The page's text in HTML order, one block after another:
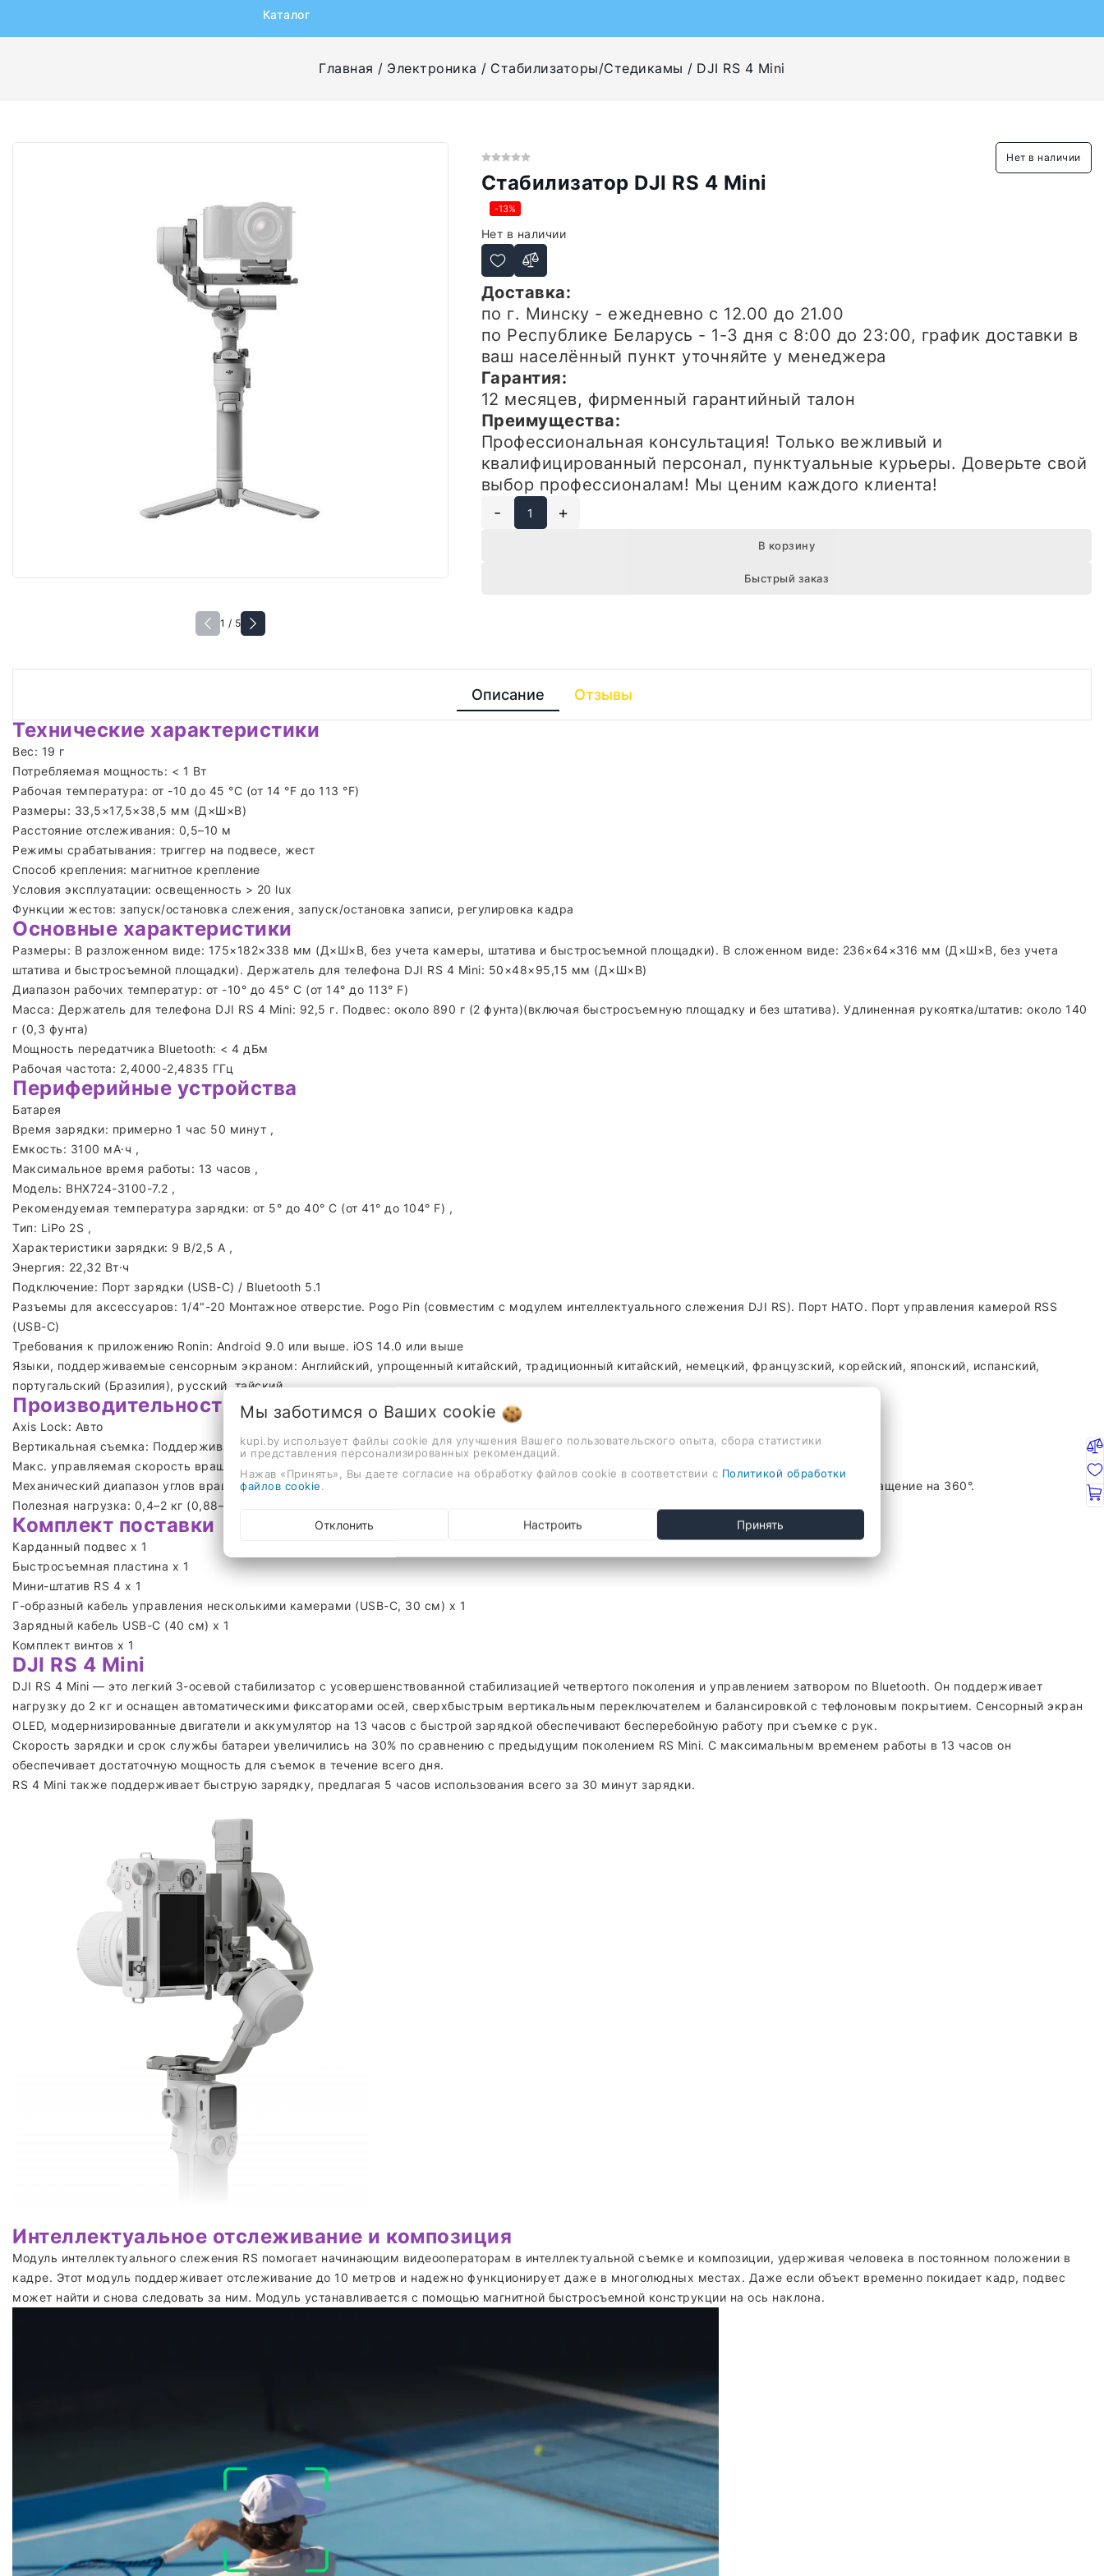
Каталог
Главная Электроника Стабилизаторы/Стедикамы DJI RS 4 Mini
1 / 5
Нет в наличии
Стабилизатор DJI RS 4 Mini
-13%
Нет в наличии
Доставка:
по г. Минску - ежедневно с 12.00 до 21.00
по Республике Беларусь - 1-3 дня с 8:00 до 23:00, график доставки в
ваш населённый пункт уточняйте у менеджера
Гарантия:
12 месяцев, фирменный гарантийный талон
Преимущества:
Профессиональная консультация! Только вежливый и
квалифицированный персонал, пунктуальные курьеры. Доверьте свой
выбор профессионалам! Мы ценим каждого клиента!
-
+
В корзину
Быстрый заказ
Описание Отзывы
Технические характеристики
Вес: 19 г
Потребляемая мощность: < 1 Вт
Рабочая температура: от -10 до 45 °C (от 14 °F до 113 °F)
Размеры: 33,5×17,5×38,5 мм (Д×Ш×В)
Расстояние отслеживания: 0,5–10 м
Режимы срабатывания: триггер на подвесе, жест
Способ крепления: магнитное крепление
Условия эксплуатации: освещенность > 20 lux
Функции жестов: запуск/остановка слежения, запуск/остановка записи, регулировка кадра
Основные характеристики
Размеры: В разложенном виде: 175×182×338 мм (Д×Ш×В, без учета камеры, штатива и быстросъемной площадки). В сложенном виде: 236×64×316 мм (Д×Ш×В, без учета
штатива и быстросъемной площадки). Держатель для телефона DJI RS 4 Mini: 50×48×95,15 мм (Д×Ш×В)
Диапазон рабочих температур: от -10° до 45° C (от 14° до 113° F)
Масса: Держатель для телефона DJI RS 4 Mini: 92,5 г. Подвес: около 890 г (2 фунта)(включая быстросъемную площадку и без штатива). Удлиненная рукоятка/штатив: около 140
г (0,3 фунта)
Мощность передатчика Bluetooth: < 4 дБм
Рабочая частота: 2,4000-2,4835 ГГц
Периферийные устройства
Батарея
Время зарядки: примерно 1 час 50 минут ,
Емкость: 3100 мА·ч ,
Максимальное время работы: 13 часов ,
Модель: BHX724-3100-7.2 ,
Рекомендуемая температура зарядки: от 5° до 40° C (от 41° до 104° F) ,
Тип: LiPo 2S ,
Характеристики зарядки: 9 В/2,5 А ,
Энергия: 22,32 Вт·ч
Подключение: Порт зарядки (USB-C) / Bluetooth 5.1
Разъемы для аксессуаров: 1/4"-20 Монтажное отверстие. Pogo Pin (совместим с модулем интеллектуального слежения DJI RS). Порт НАТО. Порт управления камерой RSS
(USB-C)
Требования к приложению Ronin: Android 9.0 или выше. iOS 14.0 или выше
Языки, поддерживаемые сенсорным экраном: Английский, упрощенный китайский, традиционный китайский, немецкий, французский, корейский, японский, испанский,
португальский (Бразилия), русский, тайский
Производительность
Axis Lock: Авто
Вертикальная съемка: Поддерживается
Макс. управляемая скорость вращения: Крен: 360°/с. Наклон: 360°/с. Панорамирование: 360°/с
Механический диапазон углов вращения: Ось крена: от -95° до +235°. Ось наклона: от -110° до +210°. Ось панорамирования: непрерывное вращение на 360°.
Полезная нагрузка: 0,4–2 кг (0,88–4,4 фунта)
Комплект поставки
Карданный подвес x 1
Быстросъемная пластина x 1
Мини-штатив RS 4 x 1
Г-образный кабель управления несколькими камерами (USB-C, 30 см) x 1
Зарядный кабель USB-C (40 см) x 1
Комплект винтов x 1
DJI RS 4 Mini
DJI RS 4 Mini — это легкий 3-осевой стабилизатор с усовершенствованной стабилизацией четвертого поколения и управлением затвором по Bluetooth. Он поддерживает
нагрузку до 2 кг и оснащен автоматическими фиксаторами осей, сверхбыстрым вертикальным переключателем и балансировкой с тефлоновым покрытием. Сенсорный экран
OLED, модернизированные двигатели и аккумулятор на 13 часов с быстрой зарядкой обеспечивают бесперебойную работу при съемке с рук.
Скорость зарядки и срок службы батареи увеличились на 30% по сравнению с предыдущим поколением RS Mini. С максимальным временем работы в 13 часов он
обеспечивает достаточную мощность для съемок в течение всего дня.
RS 4 Mini также поддерживает быструю зарядку, предлагая 5 часов использования всего за 30 минут зарядки.
Интеллектуальное отслеживание и композиция
Модуль интеллектуального слежения RS помогает начинающим видеооператорам в интеллектуальной съемке и композиции, удерживая человека в постоянном положении в
кадре. Этот модуль поддерживает отслеживание до 10 метров и надежно функционирует даже в многолюдных местах. Даже если объект временно покидает кадр, подвес
может найти и снова следовать за ним. Модуль устанавливается с помощью магнитной быстросъемной конструкции на ось наклона.
Мы заботимся о Ваших cookie
kupi.by использует файлы cookie для улучшения Вашего пользовательского опыта, сбора статистики
и представления персонализированных рекомендаций.
Нажав «Принять», Вы даете согласие на обработку файлов cookie в соответствии с Политикой обработки
файлов cookie.
Отклонить Настроить Принять